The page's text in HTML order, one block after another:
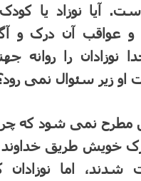
آیا نوزاد یا
و عواقب آن درک و
نوزادان را روانه
او زیر سئوال نمی
مطرح نمی شود که
خویش طریق خداوند
شدند، اما نوزادان